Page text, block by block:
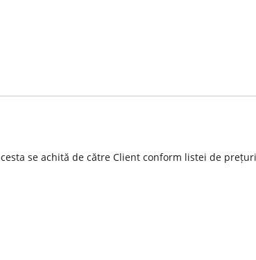
se achită de către Client conform listei de